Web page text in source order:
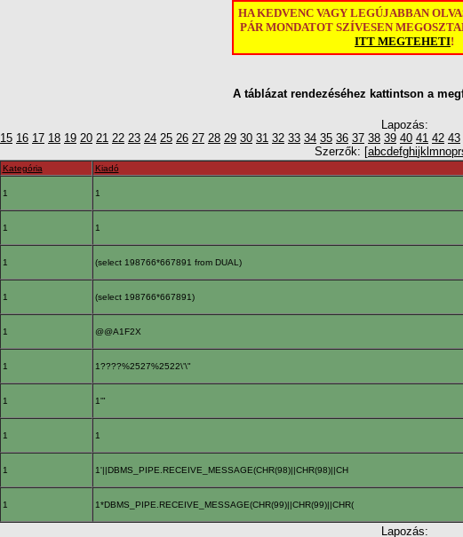
HA KEDVENC VAGY LEGÚJABBAN
PÁR MONDATOT SZÍVESEN
ITT MEGTEHETI!
A táblázat rendezéséhez kattintson a
Lapozás:
15 16 17 18 19 20 21 22 23 24 25 26 27 28 29 30 31 32 33 34 35 36 37 38 39 40 41 42 43
Szerzők: [abcdefghij k mnopr
Kategória Kiadó
1 1
1 1
1 (select 198766*667891 from DUAL)
1 (select 198766*667891)
1 @@A1F2X
1 1????%2527%2522\'\"
1 1'"
1 1
1 1'||DBMS_PIPE.RECEIVE_MESSAGE(CHR(98)||CHR(98)||CH
1 1*DBMS_PIPE.RECEIVE_MESSAGE(CHR(99)||CHR(99)||CHR(
Lapozás: